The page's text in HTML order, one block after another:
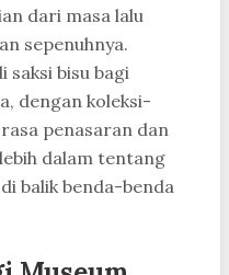
dari masa lalu
sepenuhnya.
saksi bisu bagi
dengan koleksi-
penasaran dan
dalam tentang
balik benda-benda